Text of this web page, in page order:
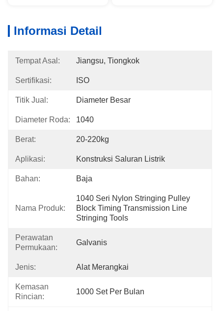
Informasi Detail
Tempat Asal: Jiangsu, Tiongkok
Sertifikasi: ISO
Titik Jual: Diameter Besar
Diameter Roda: 1040
Berat: 20-220kg
Aplikasi: Konstruksi Saluran Listrik
Bahan: Baja
Nama Produk:
1040 Seri Nylon Stringing Pulley
Block Timing Transmission Line
Stringing Tools
Perawatan
Permukaan:
Galvanis
Jenis: Alat Merangkai
Kemasan
Rincian:
1000 Set Per Bulan